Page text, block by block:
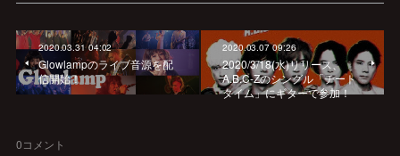
2020.03.31 04:02
Glowlampのライブ音源を配
信開始！
2020.03.07 09:26
2020/3/18(水)リリース、
A.B.C-Zのシングル「チート
タイム」にギターで参加！
0コメント